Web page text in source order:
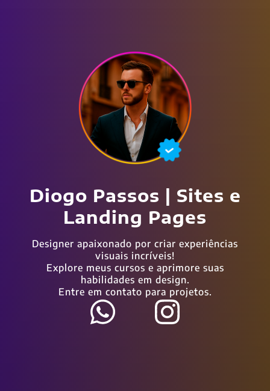
Diogo Passos | Sites e
Landing Pages
Designer apaixonado por criar experiências
visuais incríveis!
Explore meus cursos e aprimore suas
habilidades em design.
Entre em contato para projetos.